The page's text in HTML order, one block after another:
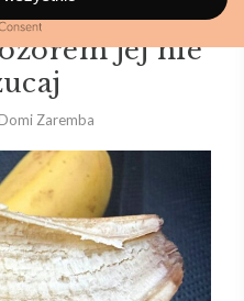
od banana?
jej nie
Domi Zaremba